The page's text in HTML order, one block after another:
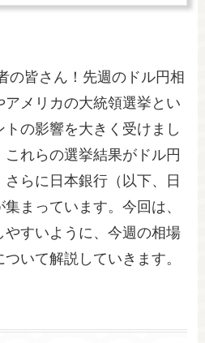
の皆さん！先週のドル円相
メリカの大統領選挙とい
の影響を大きく受けまし
れらの選挙結果がドル円
らに日本銀行（以下、日
まっています。今回は、
すいように、今週の相場
いて解説していきます。